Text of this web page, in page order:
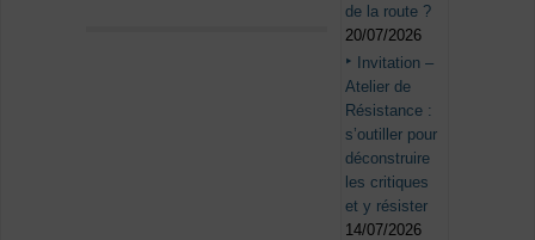
de la route ?
20/07/2026
Invitation –
Atelier de
Résistance :
s’outiller pour
déconstruire
les critiques
et y résister
14/07/2026